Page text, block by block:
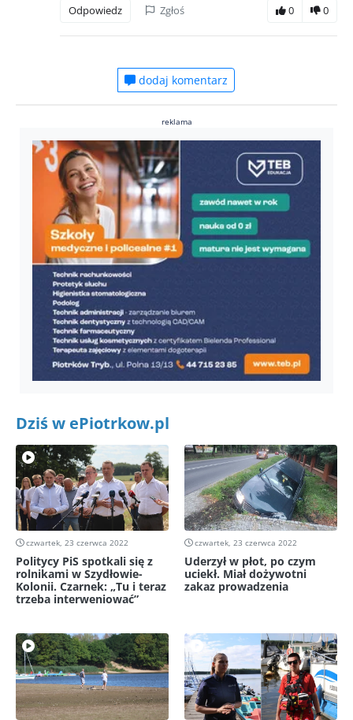
Odpowiedz Zgłoś 0 0
dodaj komentarz
reklama
Dziś w ePiotrkow.pl
czwartek, 23 czerwca 2022
Politycy PiS spotkali się z
rolnikami w Szydłowie-
Kolonii. Czarnek: „Tu i teraz
trzeba interweniować”
czwartek, 23 czerwca 2022
Uderzył w płot, po czym
uciekł. Miał dożywotni
zakaz prowadzenia